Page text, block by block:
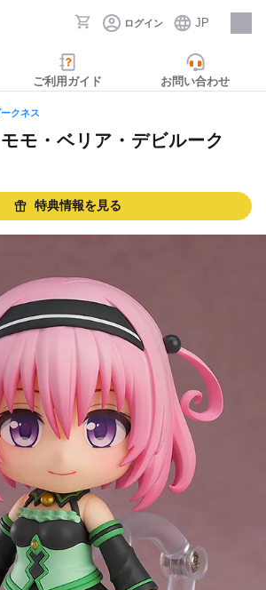
ログイン JP
採用情報
ご利用ガイド お問い合わせ
クネス
モ・ベリア・デビルーク
特典情報を見る